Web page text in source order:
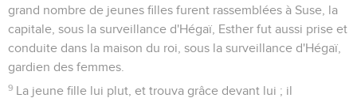
grand nombre de jeunes filles furent rassemblées à Suse, la
capitale, sous la surveillance d'Hégaï, Esther fut aussi prise et
conduite dans la maison du roi, sous la surveillance d'Hégaï,
gardien des femmes.
9 La jeune fille lui plut, et trouva grâce devant lui ; il